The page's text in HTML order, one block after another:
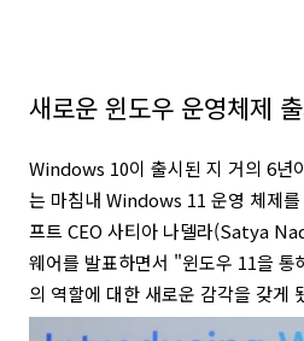
새로운 윈도우 운영체제
Windows 10이 출시된 지 거의 6년
는 마침내 Windows 11 운영 체제를
프트 CEO 사티아 나델라(Satya
웨어를 발표하면서 "윈도우 11을 통
의 역할에 대한 새로운 감각을 갖게